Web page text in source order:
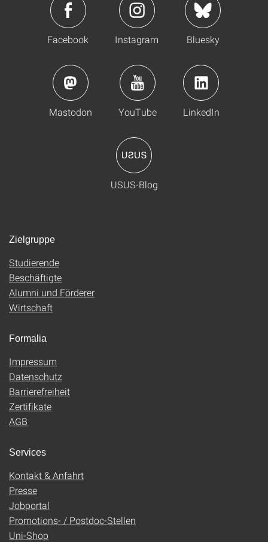
Facebook Instagram Bluesky
Mastodon YouTube LinkedIn
USUS-Blog
Zielgruppe
Studierende
Beschäftigte
Alumni und Förderer
Wirtschaft
Formalia
Impressum
Datenschutz
Barrierefreiheit
Zertifikate
AGB
Services
Kontakt & Anfahrt
Presse
Jobportal
Promotions- / Postdoc-Stellen
Uni-Shop